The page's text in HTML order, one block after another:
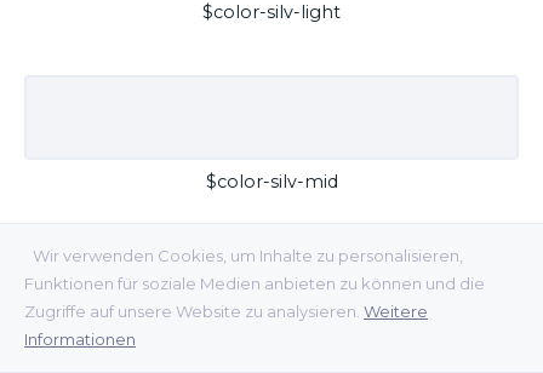
Wir verwenden Cookies, um Inhalte zu personalisieren,
Funktionen für soziale Medien anbieten zu können und die
Zugriffe auf unsere Website zu analysieren. Weitere
Informationen
$color-silv-light
$color-silv-mid